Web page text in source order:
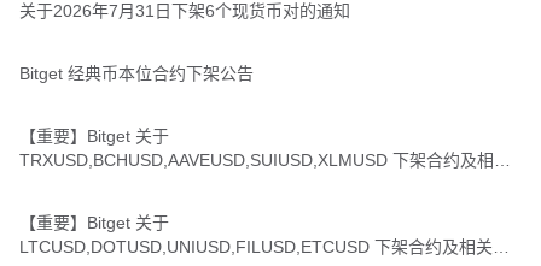
关于2026年7月31日下架6个现货币对的通知
Bitget 经典币本位合约下架公告
【重要】Bitget 关于
TRXUSD,BCHUSD,AAVEUSD,SUIUSD,XLMUSD 下架合约及相关
【重要】Bitget 关于
LTCUSD,DOTUSD,UNIUSD,FILUSD,ETCUSD 下架合约及相关服